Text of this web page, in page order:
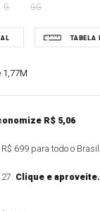
G GG
1,77M
R$ 5,06
699 para todo o Brasil
Clique e aproveite.